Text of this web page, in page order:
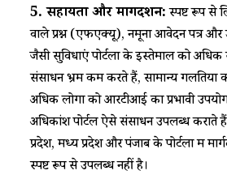
5.सहायताऔरमार्गदर्शन: स्पष्ट रूप
वाले प्रश्न (एफएक्यू), नमूना आवेदन पत्र और
जैसी सुविधाएं पोर्टलों के इस्तेमाल को
संसाधन भ्रम कम करते हैं, सामान्य
अधिक लोगों को आरटीआई का प्रभावी
अधिकांश पोर्टल ऐसे संसाधन उपलब्ध कराते
प्रदेश, मध्य प्रदेश और पंजाब के पोर्टलों में
स्पष्ट रूप से उपलब्ध नहीं है।​